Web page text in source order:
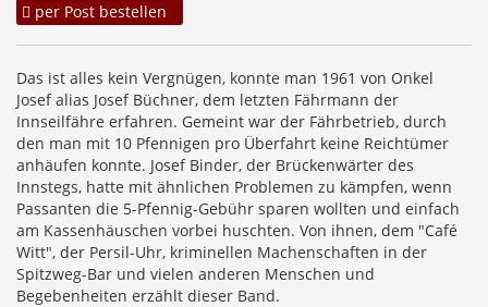
per Post bestellen
Das ist alles kein Vergnügen, konnte man 1961 von Onkel
Josef alias Josef Büchner, dem letzten Fährmann der
Innseilfähre erfahren. Gemeint war der Fährbetrieb, durch
den man mit 10 Pfennigen pro Überfahrt keine Reichtümer
anhäufen konnte. Josef Binder, der Brückenwärter des
Innstegs, hatte mit ähnlichen Problemen zu kämpfen, wenn
Passanten die 5-Pfennig-Gebühr sparen wollten und einfach
am Kassenhäuschen vorbei huschten. Von ihnen, dem "Café
Witt", der Persil-Uhr, kriminellen Machenschaften in der
Spitzweg-Bar und vielen anderen Menschen und
Begebenheiten erzählt dieser Band.